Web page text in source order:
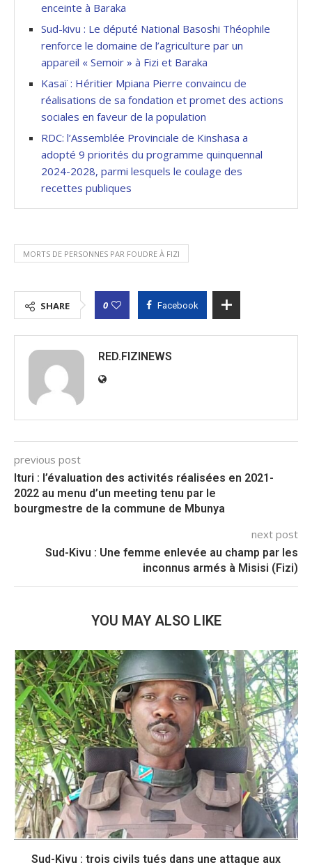
enceinte à Baraka
Sud-kivu : Le député National Basoshi Théophile
renforce le domaine de l’agriculture par un
appareil « Semoir » à Fizi et Baraka
Kasaï : Héritier Mpiana Pierre convaincu de
réalisations de sa fondation et promet des actions
sociales en faveur de la population
RDC: l’Assemblée Provinciale de Kinshasa a
adopté 9 priorités du programme quinquennal
2024-2028, parmi lesquels le coulage des
recettes publiques
MORTS DE PERSONNES PAR FOUDRE À FIZI
SHARE 0 Facebook
RED.FIZINEWS
previous post
Ituri : l’évaluation des activités réalisées en 2021-
2022 au menu d’un meeting tenu par le
bourgmestre de la commune de Mbunya
next post
Sud-Kivu : Une femme enlevée au champ par les
inconnus armés à Misisi (Fizi)
YOU MAY ALSO LIKE
Sud-Kivu : trois civils tués dans une attaque aux